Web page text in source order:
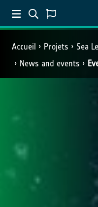
Accueil Projets
Sea
News and events